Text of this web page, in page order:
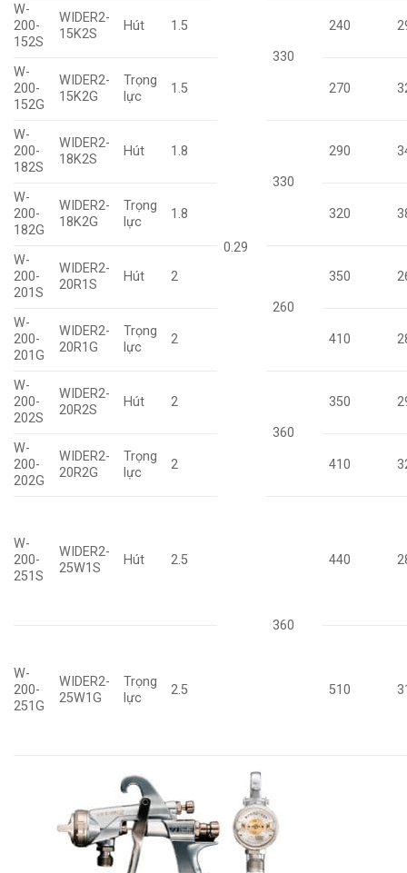
0.29
W-
200-
152S
WIDER2-
15K2S
Hút
1.5
330
240
W-
200-
152G
WIDER2-
15K2G
Trọng
lực
1.5 270
W-
200-
182S
WIDER2-
18K2S
Hút
1.8
330
290
W-
200-
182G
WIDER2-
18K2G
Trọng
lực
1.8 320
W-
200-
201S
WIDER2-
20R1S
Hút
2
260
350
W-
200-
201G
WIDER2-
20R1G
Trọng
lực
2 410
W-
200-
202S
WIDER2-
20R2S
Hút
2
360
350
W-
200-
202G
WIDER2-
20R2G
Trọng
lực
2 410
W-
200-
251S
WIDER2-
25W1S
Hút 2.5
360
440
W-
200-
251G
WIDER2-
25W1G
Trọng
lực
2.5 510